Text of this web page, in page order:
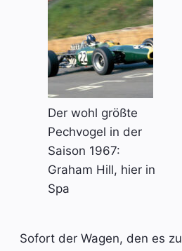
Der wohl größte
Pechvogel in der
Saison 1967:
Graham Hill, hier in
Spa
Sofort der Wagen, den es zu